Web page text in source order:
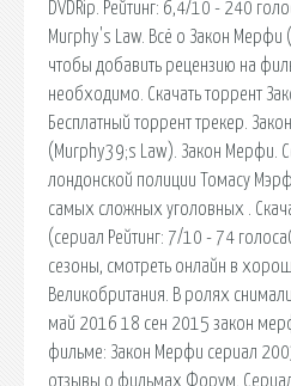
DVDRip. Рейтинг: 6,4/10 - 240
Murphy's Law. Всё о Закон Мерфи
чтобы добавить рецензию на
необходимо. Скачать торрент
Бесплатный торрент трекер.
(Murphy39;s Law). Закон Мерфи.
лондонской полиции Томасу
самых сложных уголовных .
(сериал Рейтинг: 7/10 - 74
сезоны, смотреть онлайн в
Великобритания. В ролях
май 2016 18 сен 2015 закон
фильме: Закон Мерфи сериал
отзывы о фильмах Форум.